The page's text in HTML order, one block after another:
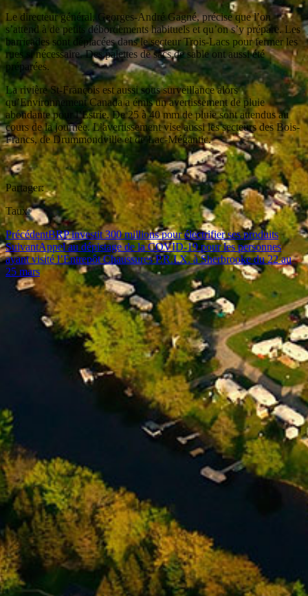
Le directeur général, Georges-André Gagné, précise que l’on
s’attend à de petits débordements habituels et qu’on s’y prépare. Les
barricades sont déplacées dans le secteur Trois-Lacs pour fermer les
rues si nécessaire. Des palettes de sacs de sable ont aussi été
préparées.
La rivière St-François est aussi sous surveillance alors
qu’Environnement Canada a émis un avertissement de pluie
abondante pour l’Estrie. De 25 à 40 mm de pluie sont attendus au
cours de la journée. L’avertissement vise aussi les secteurs des Bois-
Francs, de Drummondville et de Lac-Mégantic.
Partager:
Taux:
PrécédentBRP investit 300 millions pour électrifier ses produits
SuivantAppel au dépistage de la COVID-19 pour les personnes
ayant visité l’Entrepôt Chaussures P.R.I.X. à Sherbrooke du 22 au
25 mars